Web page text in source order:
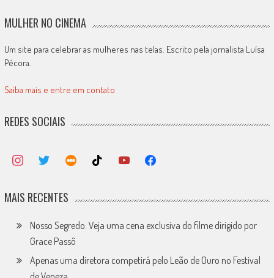
MULHER NO CINEMA
Um site para celebrar as mulheres nas telas. Escrito pela jornalista Luísa
Pécora.
Saiba mais e entre em contato
REDES SOCIAIS
MAIS RECENTES
Nosso Segredo: Veja uma cena exclusiva do filme dirigido por
Grace Passô
Apenas uma diretora competirá pelo Leão de Ouro no Festival